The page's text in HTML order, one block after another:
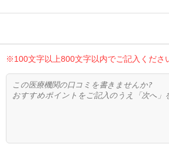
※100文字以上800文字以内でご記入くださ